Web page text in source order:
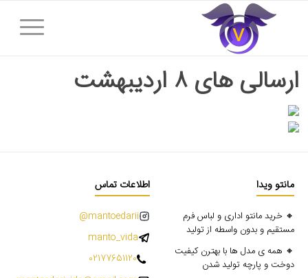
ارسالی های ۸ اردیبهشت
مانتو ویدا
🔸 خرید مانتو اداری و لباس فرم
مستقیم و بدون واسطه از تولید
🔸 همه ی مدل ها با بهترن کیفیت
دوخت و پارچه تولید شدن
اطلاعات تماس
mantoedarii@
manto_vida
02177651120